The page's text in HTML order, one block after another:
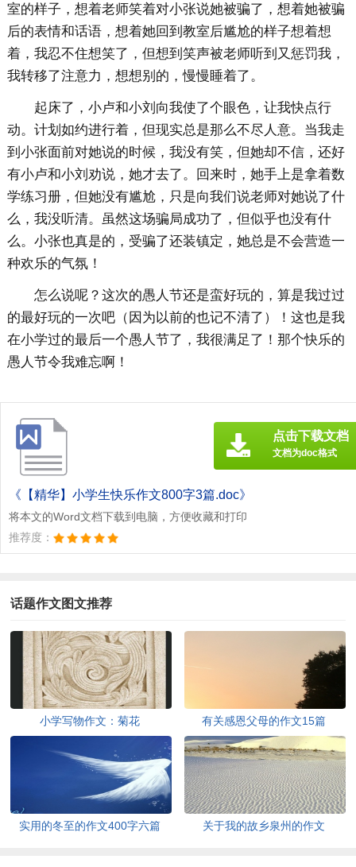
室的样子，想着老师笑着对小张说她被骗了，想着她被骗
后的表情和话语，想着她回到教室后尴尬的样子想着想
着，我忍不住想笑了，但想到笑声被老师听到又惩罚我，
我转移了注意力，想想别的，慢慢睡着了。
起床了，小卢和小刘向我使了个眼色，让我快点行
动。计划如约进行着，但现实总是那么不尽人意。当我走
到小张面前对她说的时候，我没有笑，但她却不信，还好
有小卢和小刘劝说，她才去了。回来时，她手上是拿着数
学练习册，但她没有尴尬，只是向我们说老师对她说了什
么，我没听清。虽然这场骗局成功了，但似乎也没有什
么。小张也真是的，受骗了还装镇定，她总是不会营造一
种欢乐的气氛！
怎么说呢？这次的愚人节还是蛮好玩的，算是我过过
的最好玩的一次吧（因为以前的也记不清了）！这也是我
在小学过的最后一个愚人节了，我很满足了！那个快乐的
愚人节令我难忘啊！
《【精华】小学生快乐作文800字3篇.doc》
将本文的Word文档下载到电脑，方便收藏和打印
推荐度：
点击下载文档
文档为doc格式
话题作文图文推荐
小学写物作文：菊花 有关感恩父母的作文15篇
实用的冬至的作文400字六篇 关于我的故乡泉州的作文